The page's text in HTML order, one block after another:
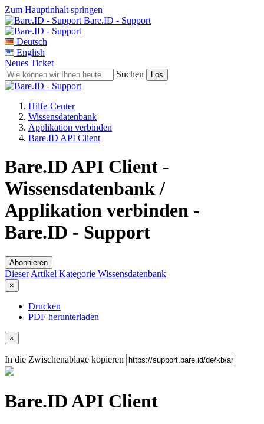
Zum Hauptinhalt springen
Bare.ID - Support
Deutsch
English
Neues Ticket
Suchen
Hilfe-Center
Wissensdatenbank
Applikation verbinden
Bare.ID API Client
Bare.ID API Client -
Wissensdatenbank /
Applikation verbinden -
Bare.ID - Support
Abonnieren
Dieser Artikel Kategorie Wissensdatenbank
×
Drucken
PDF herunterladen
×
In die Zwischenablage kopieren
Bare.ID API Client